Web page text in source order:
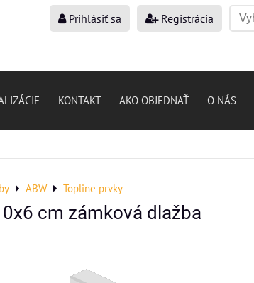
Prihlásiť sa Registrácia
KONTAKT AKO OBJEDNAŤ O NÁS
ABW Topline prvky
cm zámková dlažba